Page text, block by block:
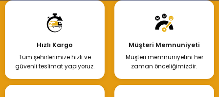
Hızlı Kargo
Tüm şehirlerimize hızlı ve
güvenli teslimat yapıyoruz.
Müşteri Memnuniyeti
Müşteri memnuniyetini her
zaman önceliğimizdir.